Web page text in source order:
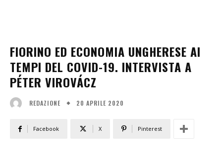
FIORINO ED ECONOMIA UNGHERESE AI
TEMPI DEL COVID-19. INTERVISTA A
PÉTER VIROVÁCZ
REDAZIONE 20 APRILE 2020
Facebook X Pinterest